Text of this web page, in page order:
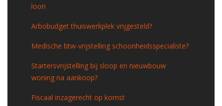
loon
Arbobudget thuiswerkplek vrijgesteld?
Medische btw-vrijstelling schoonheidsspecialiste?
Startersvrijstelling bij sloop en nieuwbouw
woning na aankoop?
Fiscaal inzagerecht op komst